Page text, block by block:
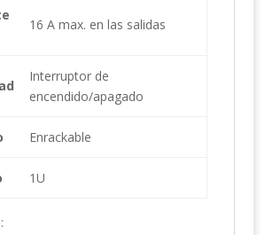
16 A max. en las salidas
Interruptor de
encendido/apagado
Enrackable
1U